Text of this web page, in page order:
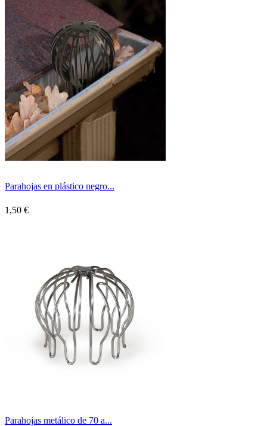
Parahojas en plástico negro...
1,50 €
Parahojas metálico de 70 a...